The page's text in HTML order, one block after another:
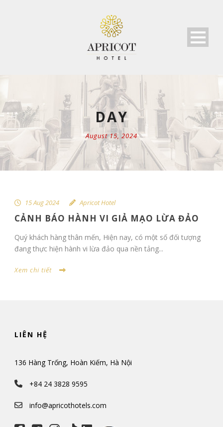
DAY
August 15, 2024
15 Aug 2024 Apricot Hotel
CẢNH BÁO HÀNH VI GIẢ MẠO LỪA ĐẢO
Quý khách hàng thân mến, Hiện nay, có một số đối tượng
đang thực hiện hành vi lừa đảo qua nền tảng...
Xem chi tiết
LIÊN HỆ
136 Hàng Trống, Hoàn Kiếm, Hà Nội
+84 24 3828 9595
info@apricothotels.com